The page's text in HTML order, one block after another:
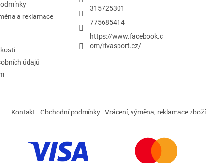
a reklamace
údajů
315725301
775685414
https://www.facebook.c
om/rivasport.cz/
Kontakt Obchodní podmínky Vrácení, výměna, reklamace zboží